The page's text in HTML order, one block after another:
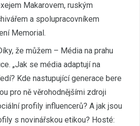
Makarovem, ruským
a spolupracovníkem
Memorial.
že můžem – Média na prahu
„Jak se média adaptují na
Kde nastupující generace bere
pro ně věrohodnějšími zdroji
profily influencerů? A jak jsou
s novinářskou etikou? Hosté: